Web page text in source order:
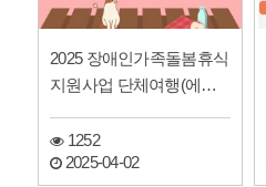
2025 장애인가족돌봄휴식
지원사업 단체여행(에버
안…1252
2025-04-02